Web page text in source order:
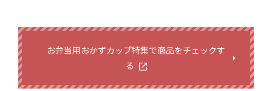
お弁当用おかずカップ特集で商品をチェックす
る